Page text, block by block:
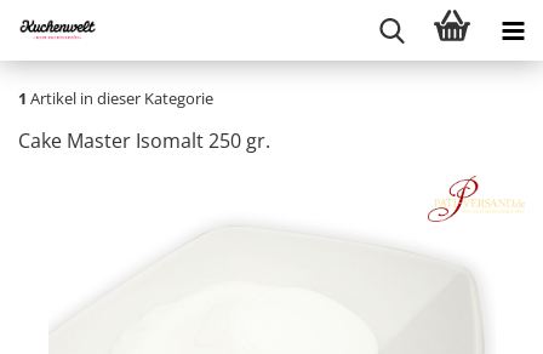
1 Artikel in dieser Kategorie
Cake Master Isomalt 250 gr.